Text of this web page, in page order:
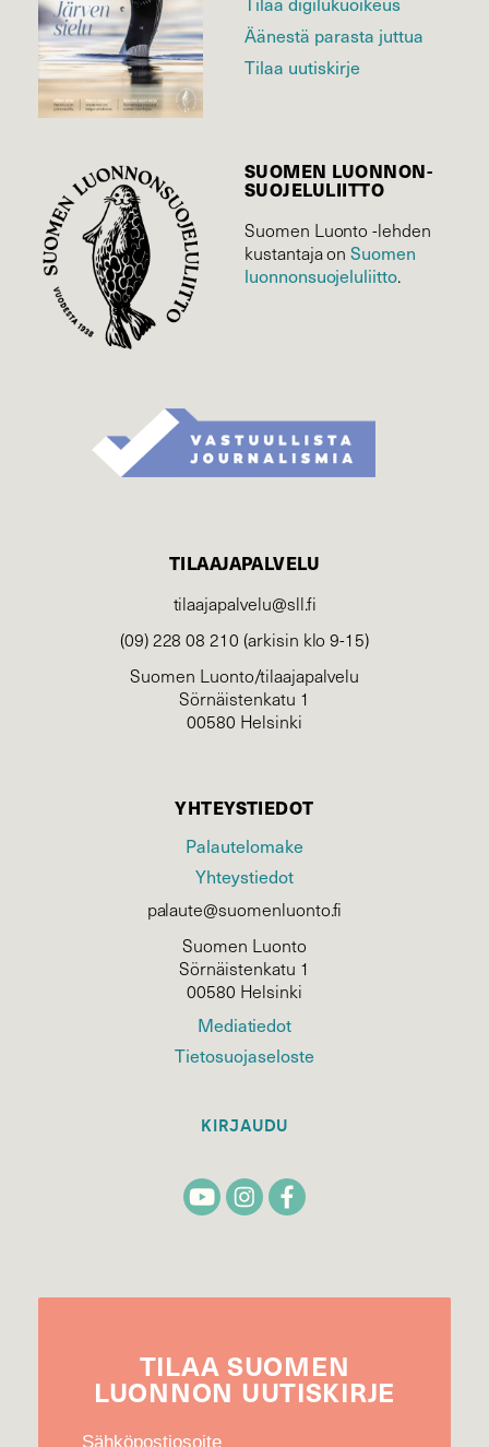
Äänestä parasta juttua
Tilaa uutiskirje
SUOMEN LUONNON­
SUOJELU­LIITTO
Suomen Luonto -lehden
kustantaja onSuomen
luonnonsuojelu­liitto.
TILAAJAPALVELU
tilaajapalvelu@sll.fi
(09) 228 08 210 (arkisin klo 9-15)
Suomen Luonto/tilaajapalvelu
Sörnäistenkatu 1
00580 Helsinki
YHTEYSTIEDOT
Palautelomake
Yhteystiedot
palaute@suomenluonto.fi
Suomen Luonto
Sörnäistenkatu 1
00580 Helsinki
Mediatiedot
Tietosuojaseloste
KIRJAUDU
TILAA SUOMEN
LUONNON UUTIS­KIRJE
Sähköpostiosoite